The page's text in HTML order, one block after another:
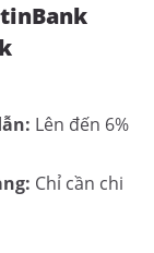
Lên đến 6%
Chỉ cần chi